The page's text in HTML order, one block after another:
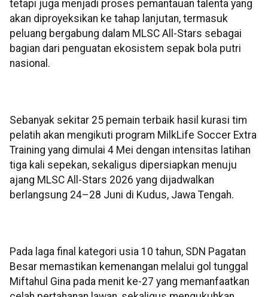
tetapi juga menjadi proses pemantauan talenta yang
akan diproyeksikan ke tahap lanjutan, termasuk
peluang bergabung dalam MLSC All-Stars sebagai
bagian dari penguatan ekosistem sepak bola putri
nasional.
Sebanyak sekitar 25 pemain terbaik hasil kurasi tim
pelatih akan mengikuti program MilkLife Soccer Extra
Training yang dimulai 4 Mei dengan intensitas latihan
tiga kali sepekan, sekaligus dipersiapkan menuju
ajang MLSC All-Stars 2026 yang dijadwalkan
berlangsung 24–28 Juni di Kudus, Jawa Tengah.
Pada laga final kategori usia 10 tahun, SDN Pagatan
Besar memastikan kemenangan melalui gol tunggal
Miftahul Gina pada menit ke-27 yang memanfaatkan